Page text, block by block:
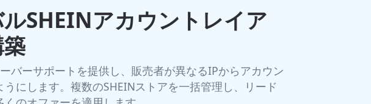
SHEINアカウントレイア
バーサポートを提供し、販売者が異なるIPからアカウン
うにします。複数のSHEINストアを一括管理し、リード